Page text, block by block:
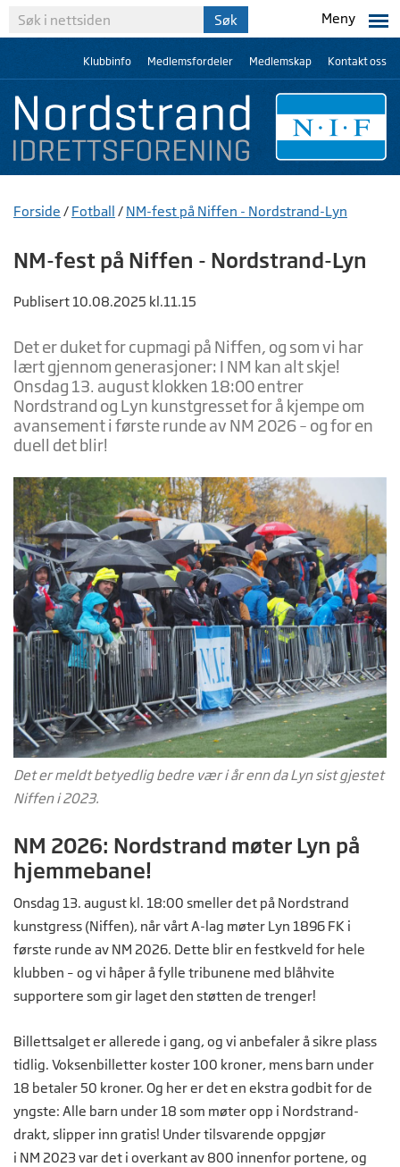
Meny
Klubbinfo Medlemsfordeler Medlemskap Kontakt oss
Forside / Fotball / NM-fest på Niffen - Nordstrand-Lyn
NM-fest på Niffen - Nordstrand-Lyn
Publisert 10.08.2025 kl.11.15
Det er duket for cupmagi på Niffen, og som vi har
lært gjennom generasjoner: I NM kan alt skje!
Onsdag 13. august klokken 18:00 entrer
Nordstrand og Lyn kunstgresset for å kjempe om
avansement i første runde av NM 2026 – og for en
duell det blir!
Det er meldt betyedlig bedre vær i år enn da Lyn sist gjestet
Niffen i 2023.
NM 2026: Nordstrand møter Lyn på
hjemmebane!
Onsdag 13. august kl. 18:00 smeller det på Nordstrand
kunstgress (Niffen), når vårt A-lag møter Lyn 1896 FK i
første runde av NM 2026. Dette blir en festkveld for hele
klubben – og vi håper å fylle tribunene med blåhvite
supportere som gir laget den støtten de trenger!
Billettsalget er allerede i gang, og vi anbefaler å sikre plass
tidlig. Voksenbilletter koster 100 kroner, mens barn under
18 betaler 50 kroner. Og her er det en ekstra godbit for de
yngste: Alle barn under 18 som møter opp i Nordstrand-
drakt, slipper inn gratis! Under tilsvarende oppgjør
i NM 2023 var det i overkant av 800 innenfor portene, og